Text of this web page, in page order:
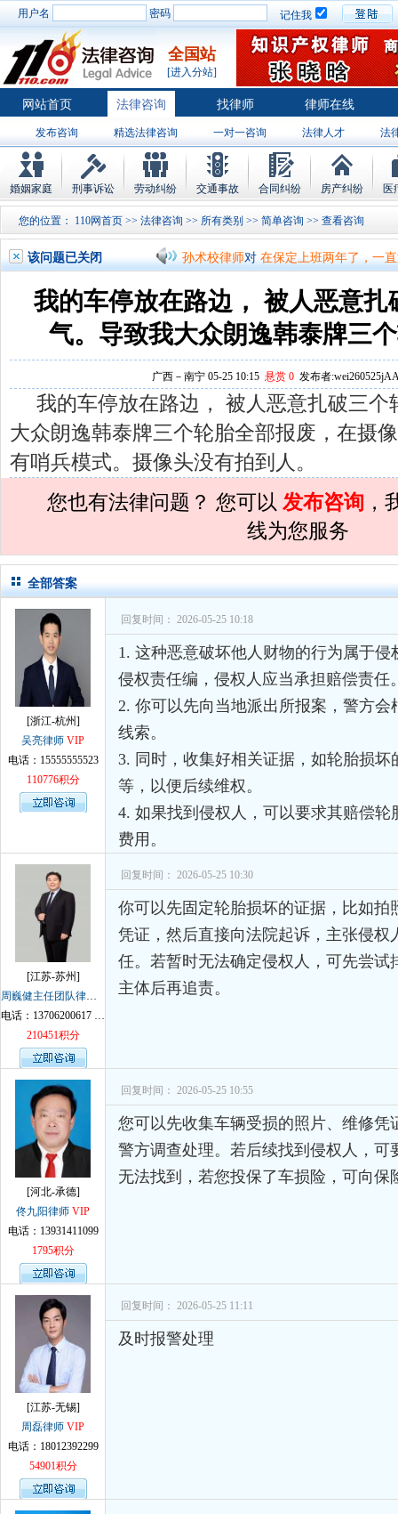
用户名 密码 记住我
全国站
[进入分站]
网站首页 法律咨询 找律师 律师在线
发布咨询 精选法律咨询 一对一咨询 法律人才 法
律师排行
婚姻家庭 刑事诉讼 劳动纠纷 交通事故 合同纠纷 房产纠纷 医
您的位置： 110网首页 >> 法律咨询 >> 所有类别 >> 简单咨询 >> 查看
该问题已关闭
孙术校律师 将满19周岁，偷了一部
孙术校律师 对 邻居房基地侵权，中院
孙术校律师对 在保定上班两年了，一
孙术校律师 你好，我2016年离的婚
孙术校律师对房产交易问题的回复获
孙术校律师对夫妻共同财产假如妻子
对 民事诉讼法院指定的举
孙术校律师 对离婚法律怎么判？有一
孙术校律师对律师您好。我是2018年
孙术校律师 对将满19周岁，偷了一部
孙术校律师 对 房产交易问题的回复获
孙术校律师 对 我是男方，离婚了，孩
孙术校律师对夫妻共同财产假如妻子
孙术校律师 对离婚法律怎么判？有一
孙术校律师 律师您好。我是2018年
我的车停放在路边， 被人恶意扎
气。导致我大众朗逸韩泰牌三
广西－南宁 05-25 10:15 悬赏 0 发布者
我的车停放在路边， 被人恶意扎破三个
大众朗逸韩泰牌三个轮胎全部报废，在摄
有哨兵模式。摄像头没有拍到人。
您也有法律问题？ 您可以 发布咨询 ，
线为您服务
全部答案
[浙江-杭州]
吴亮律师 VIP
电话：15555555523
110776积分
回复时间： 2026-05-25 10:18
1. 这种恶意破坏他人财物的行为属于
侵权责任编，侵权人应当承担赔偿责任
2. 你可以先向当地派出所报案，警方
线索。
3. 同时，收集好相关证据，如轮胎损
等，以便后续维权。
4. 如果找到侵权人，可以要求其赔偿
费用。
[江苏-苏州]
周巍健主任团队律师
电话：13706200617 13812666810 18914034198
210451积分
回复时间： 2026-05-25 10:30
你可以先固定轮胎损坏的证据，比如拍
凭证，然后直接向法院起诉，主张侵权
任。若暂时无法确定侵权人，可先尝试
主体后再追责。
[河北-承德]
佟九阳律师 VIP
电话：13931411099
1795积分
回复时间： 2026-05-25 10:55
您可以先收集车辆受损的照片、维修凭
警方调查处理。若后续找到侵权人，可
无法找到，若您投保了车损险，可向保
[江苏-无锡]
周磊律师 VIP
电话：18012392299
54901积分
回复时间： 2026-05-25 11:11
及时报警处理